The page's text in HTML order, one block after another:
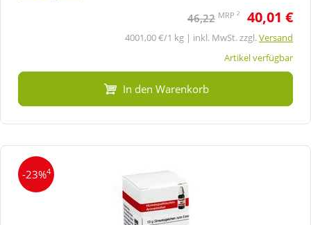
46,22 MRP 2 40,01 €
4001,00 €/1 kg | inkl. MwSt. zzgl.Versand
Artikel verfügbar
In den Warenkorb
-23%4